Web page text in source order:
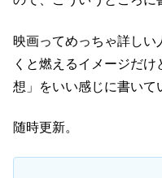
映画ってめっちゃ詳し
くと燃えるイメージだ
想」をいい感じに書いて
随時更新。